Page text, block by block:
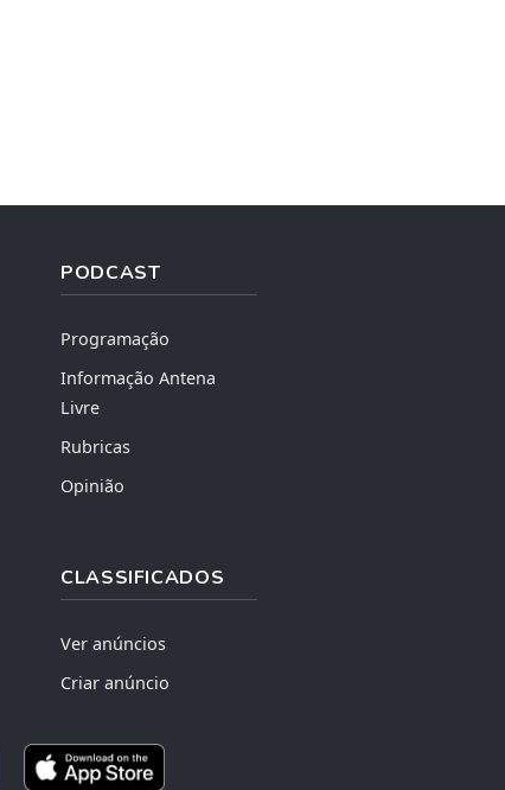
PODCAST
Programação
Informação Antena
Livre
Rubricas
Opinião
CLASSIFICADOS
Ver anúncios
Criar anúncio